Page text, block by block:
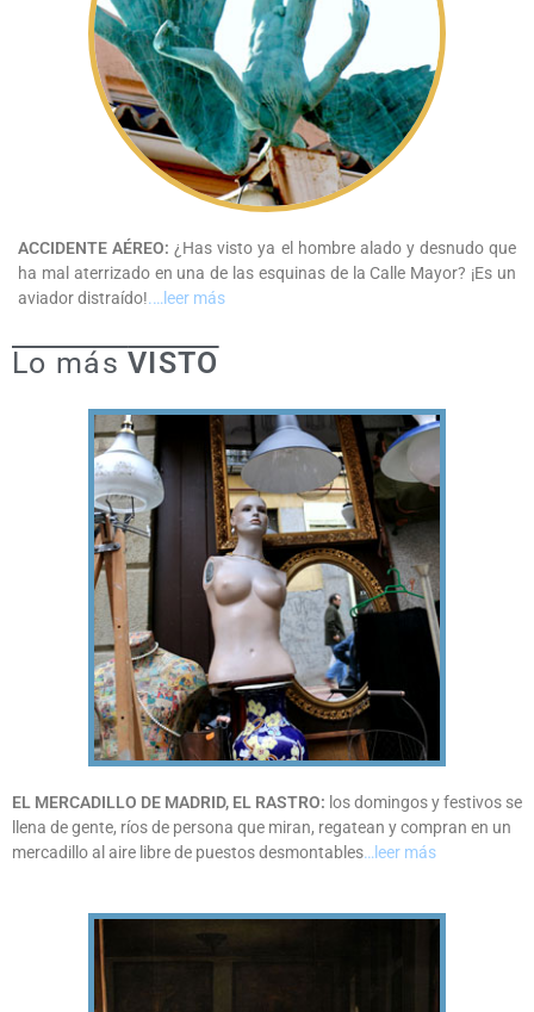
ACCIDENTE AÉREO: ¿Has visto ya el hombre alado y desnudo que
ha mal aterrizado en una de las esquinas de la Calle Mayor? ¡Es un
aviador distraído!.…leer más
Lo másVISTO
EL MERCADILLO DE MADRID, EL RASTRO: los domingos y festivos se
llena de gente, ríos de persona que miran, regatean y compran en un
mercadillo al aire libre de puestos desmontables…leer más